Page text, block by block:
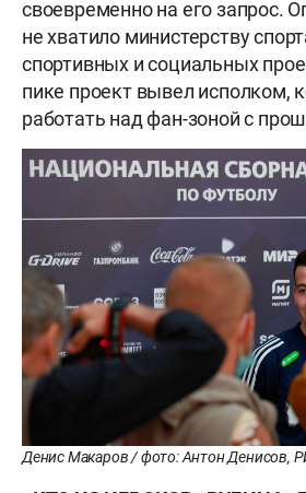
своевременно на его запрос.
не хватило министерству
спортивных и социальных
пике проект вывел исполком,
работать над фан-зоной с
Денис Макаров / фото: Антон Денисов,